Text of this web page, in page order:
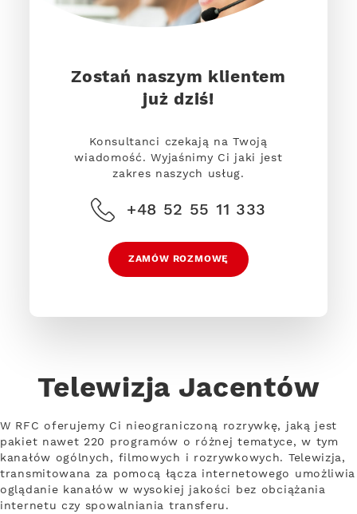
Zostań naszym klientem
już dziś!
Konsultanci czekają na Twoją
wiadomość. Wyjaśnimy Ci jaki jest
zakres naszych usług.
+48 52 55 11 333
ZAMÓW ROZMOWĘ
Telewizja Jacentów
W RFC oferujemy Ci nieograniczoną rozrywkę, jaką jest
pakiet nawet 220 programów o różnej tematyce, w tym
kanałów ogólnych, filmowych i rozrywkowych. Telewizja,
transmitowana za pomocą łącza internetowego umożliwia
oglądanie kanałów w wysokiej jakości bez obciążania
internetu czy spowalniania transferu.